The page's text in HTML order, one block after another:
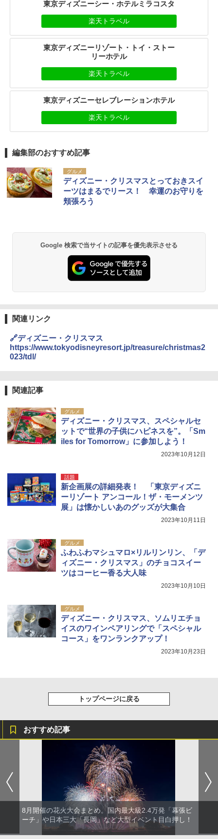
東京ディズニーシー・ホテルミラコスタ
楽天トラベル
東京ディズニーリゾート・トイ・ストー
リーホテル
楽天トラベル
東京ディズニーセレブレーションホテル
楽天トラベル
編集部のおすすめ記事
グルメ
ディズニー・クリスマスとっておきスイ
ーツはまるでリース！ 幸運のお守りを
頬張ろう
Google 検索で当サイトの記事を優先表示させる
関連リンク
🔗ディズニー・クリスマス
https://www.tokyodisneyresort.jp/treasure/christmas2
023/tdl/
関連記事
グルメ
ディズニー・クリスマス、スペシャルセ
ットで“世界の子供にハピネスを”。「Sm
iles for Tomorrow」に参加しよう！
2023年10月12日
話題
新企画展の詳細発表！ 「東京ディズニ
ーリゾート アンコール！ザ・モーメンツ
展」は懐かしいあのグッズが大集合
2023年10月11日
グルメ
ふわふわマシュマロ×リルリンリン、「デ
ィズニー・クリスマス」のチョコスイー
ツはコーヒー香る大人味
2023年10月10日
グルメ
ディズニー・クリスマス、ソムリエチョ
イスのワインペアリングで「スペシャル
コース」をワンランクアップ！
2023年10月23日
トップページに戻る
おすすめ記事
8月開催の花火大会まとめ。国内最大級2.4万発「幕張ビ
ーチ」や日本三大「長岡」など大型イベント目白押し！